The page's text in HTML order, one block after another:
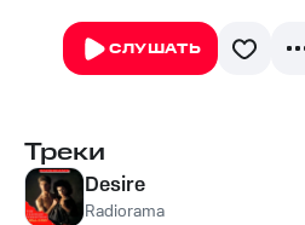
СЛУШАТЬ
Треки
Desire
Radiorama